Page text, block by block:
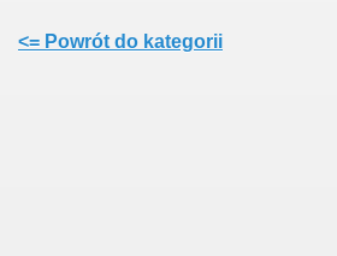
<= Powrót do kategorii